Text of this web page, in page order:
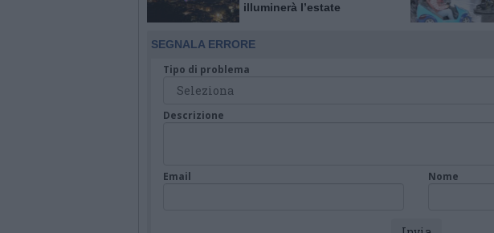
illuminerà l’estate
SEGNALA ERRORE
Tipo di problema
Descrizione
Email Nome